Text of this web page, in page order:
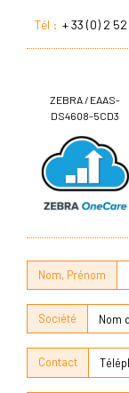
Tél : + 33 (0) 2
ZEBRA / EAAS-
DS4608-5CD3
Nom, Prénom
Société
Contact